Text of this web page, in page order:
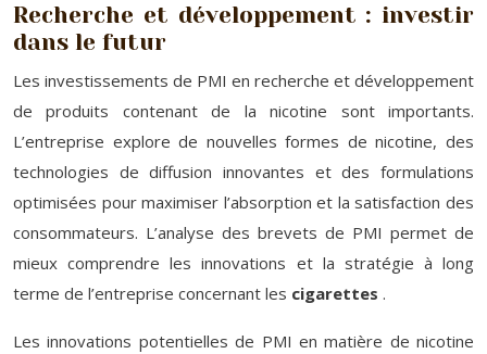
Recherche et développement : investir
dans le futur
Les investissements de PMI en recherche et développement
de produits contenant de la nicotine sont importants.
L’entreprise explore de nouvelles formes de nicotine, des
technologies de diffusion innovantes et des formulations
optimisées pour maximiser l’absorption et la satisfaction des
consommateurs. L’analyse des brevets de PMI permet de
mieux comprendre les innovations et la stratégie à long
terme de l’entreprise concernant les cigarettes .
Les innovations potentielles de PMI en matière de nicotine